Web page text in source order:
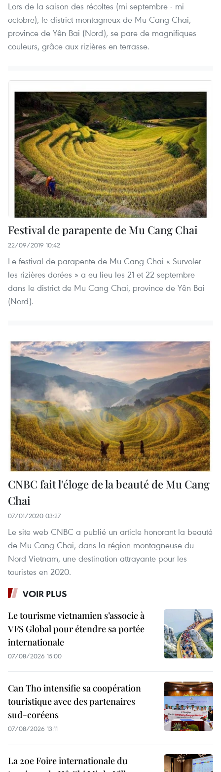
Lors de la saison des récoltes (mi septembre - mi
octobre), le district montagneux de Mu Cang Chai,
province de Yên Bai (Nord), se pare de magnifiques
couleurs, grâce aux rizières en terrasse.
Festival de parapente de Mu Cang Chai
22/09/2019 10:42
Le festival de parapente de Mu Cang Chai « Survoler
les rizières dorées » a eu lieu les 21 et 22 septembre
dans le district de Mu Cang Chai, province de Yên Bai
(Nord).
CNBC fait l'éloge de la beauté de Mu Cang
Chai
07/01/2020 03:27
Le site web CNBC a publié un article honorant la beauté
de Mu Cang Chai, dans la région montagneuse du
Nord Vietnam, une destination attrayante pour les
touristes en 2020.
VOIR PLUS
Le tourisme vietnamien s’associe à
VFS Global pour étendre sa portée
internationale
07/08/2026 15:00
Can Tho intensifie sa coopération
touristique avec des partenaires
sud-coréens
07/08/2026 13:11
La 20e Foire internationale du